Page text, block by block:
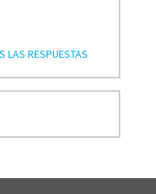
LAS RESPUESTAS